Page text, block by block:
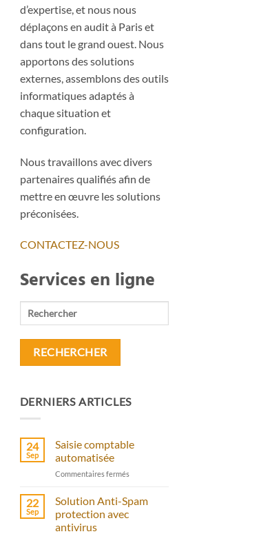
La solution anti-spam Mailinblack vous protège
d’expertise, et nous nous
déplaçons en audit à Paris et
dans tout le grand ouest. Nous
apportons des solutions
externes, assemblons des outils
informatiques adaptés à
chaque situation et
configuration.
Nous travaillons avec divers
partenaires qualifiés afin de
mettre en œuvre les solutions
préconisées.
CONTACTEZ-NOUS
Services en ligne
Rechercher
DERNIERS ARTICLES
24
Sep
Saisie comptable
automatisée
Commentaires ferméssur
automatisée
22
Sep
Solution Anti-Spam
protection avec
antivirus